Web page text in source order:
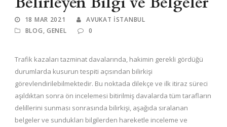
18 MAR 2021
AVUKAT ISTANBUL
BLOG, GENEL 0
Trafik kazaları tazminat davalarında, hakimin gerekli gördüğü
durumlarda kusurun tespiti açısından bilirkişi
görevlendirilebilmektedir. Bu noktada dilekçe ve ilk itiraz süreci
aşıldıktan sonra ön incelemesi bitirilmiş davalarda tüm tarafların
delillerini sunması sonrasında bilirkişi, aşağıda sıralanan
belgeler ve sundukları bilgilerden hareketle inceleme ve